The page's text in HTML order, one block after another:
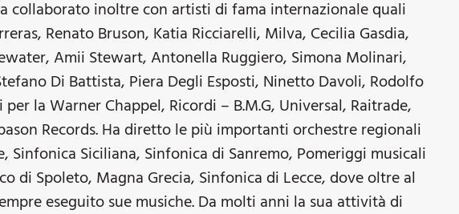
collaborato inoltre con artisti di fama internazionale quali
Renato Bruson, Katia Ricciarelli, Milva, Cecilia Gasdia,
Amii Stewart, Antonella Ruggiero, Simona Molinari,
Di Battista, Piera Degli Esposti, Ninetto Davoli, Rodolfo
la Warner Chappel, Ricordi – B.M.G, Universal, Raitrade,
Records. Ha diretto le più importanti orchestre regionali
Sinfonica Siciliana, Sinfonica di Sanremo, Pomeriggi musicali
di Spoleto, Magna Grecia, Sinfonica di Lecce, dove oltre al
eseguito sue musiche. Da molti anni la sua attività di